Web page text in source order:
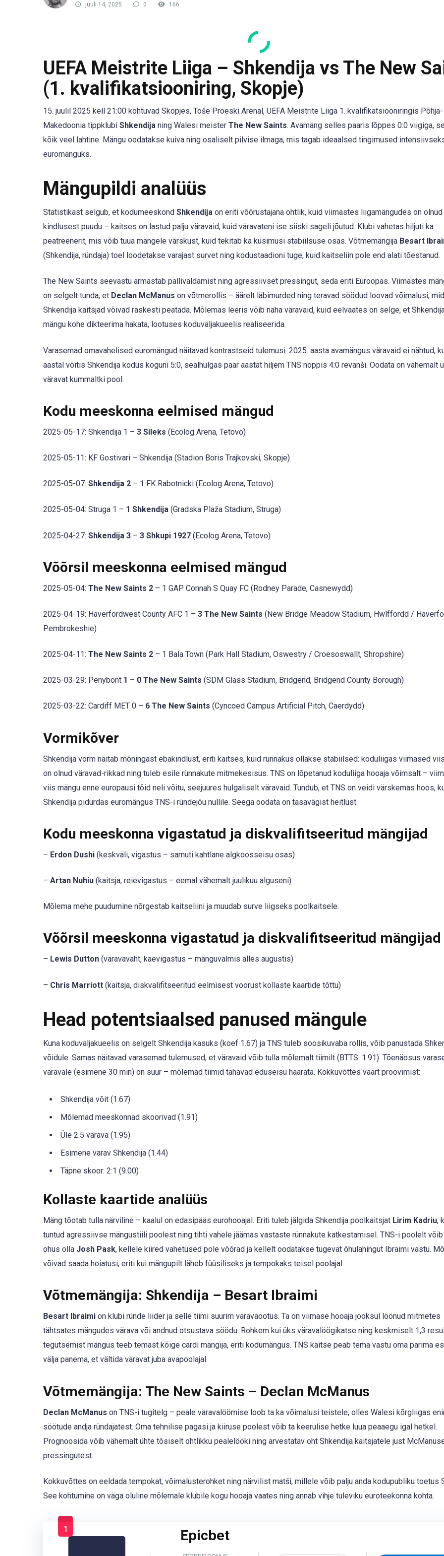
juuli 14, 2025 0 166
UEFA Meistrite Liiga – Shkendija vs The New
(1. kvalifikatsiooniring, Skopje)
15. juulil 2025 kell 21:00 kohtuvad Skopjes, Toše Proeski Arenal, UEFA Meistrite Liiga 1. kvalifikatsiooniringis Põhja-
Makedoonia tippklubi Shkendija ning Walesi meister The New Saints. Avamäng selles paaris lõppes 0:0 viigiga,
kõik veel lahtine. Mängu oodatakse kuiva ning osaliselt pilvise ilmaga, mis tagab ideaalsed tingimused
euromänguks.
Mängupildi analüüs
Statistikast selgub, et kodumeeskond Shkendija on eriti võõrustajana ohtlik, kuid viimastes liigamängudes on olnud
kindlusest puudu – kaitses on lastud palju väravaid, kuid väravateni ise siiski sageli jõutud. Klubi vahetas hiljuti ka
peatreenerit, mis võib tuua mängele värskust, kuid tekitab ka küsimusi stabiilsuse osas. Võtmemängija Besart
(Shkendija, ründaja) toel loodetakse varajast survet ning kodustaadioni tuge, kuid kaitseliin pole end alati tõestanud.
The New Saints seevastu armastab pallivaldamist ning agressiivset pressingut, seda eriti Euroopas. Viimastes
on selgelt tunda, et Declan McManus on võtmerollis – äärelt läbimurded ning teravad söödud loovad võimalusi,
Shkendija kaitsjad võivad raskesti peatada. Mõlemas leeris võib näha väravaid, kuid eelvaates on selge, et
mängu kohe dikteerima hakata, lootuses koduväljakueelis realiseerida.
Varasemad omavahelised euromängud näitavad kontrastseid tulemusi: 2025. aasta avamängus väravaid ei nähtud,
aastal võitis Shkendija kodus koguni 5:0, sealhulgas paar aastat hiljem TNS noppis 4:0 revanši. Oodata on vähemalt
väravat kummaltki pool.
Kodu meeskonna eelmised mängud
2025-05-17: Shkendija 1 – 3 Sileks (Ecolog Arena, Tetovo)
2025-05-11: KF Gostivari – Shkendija (Stadion Boris Trajkovski, Skopje)
2025-05-07: Shkendija 2 – 1 FK Rabotnicki (Ecolog Arena, Tetovo)
2025-05-04: Struga 1 – 1 Shkendija (Gradska Plaža Stadium, Struga)
2025-04-27: Shkendija 3 – 3 Shkupi 1927 (Ecolog Arena, Tetovo)
Võõrsil meeskonna eelmised mängud
2025-05-04: The New Saints 2 – 1 GAP Connah S Quay FC (Rodney Parade, Casnewydd)
2025-04-19: Haverfordwest County AFC 1 – 3 The New Saints (New Bridge Meadow Stadium, Hwlffordd /
Pembrokeshie)
2025-04-11: The New Saints 2 – 1 Bala Town (Park Hall Stadium, Oswestry / Croesoswallt, Shropshire)
2025-03-29: Penybont 1 – 0 The New Saints (SDM Glass Stadium, Bridgend, Bridgend County Borough)
2025-03-22: Cardiff MET 0 – 6 The New Saints (Cyncoed Campus Artificial Pitch, Caerdydd)
Vormikõver
Shkendija vorm näitab mõningast ebakindlust, eriti kaitses, kuid rünnakus ollakse stabiilsed: koduliigas viimased
on olnud väravad-rikkad ning tuleb esile rünnakute mitmekesisus. TNS on lõpetanud koduliiga hooaja võimsalt –
viis mängu enne europausi tõid neli võitu, seejuures hulgaliselt väravaid. Tundub, et TNS on veidi värskemas hoos,
Shkendija pidurdas euromängus TNS-i ründejõu nullile. Seega oodata on tasavägist heitlust.
Kodu meeskonna vigastatud ja diskvalifitseeritud mängijad
– Erdon Dushi (keskväli, vigastus – samuti kahtlane algkoosseisu osas)
– Artan Nuhiu (kaitsja, reievigastus – eemal vähemalt juulikuu alguseni)
Mõlema mehe puudumine nõrgestab kaitseliini ja muudab surve liigseks poolkaitsele.
Võõrsil meeskonna vigastatud ja diskvalifitseeritud mängijad
– Lewis Dutton (väravavaht, käevigastus – mänguvalmis alles augustis)
– Chris Marriott (kaitsja, diskvalifitseeritud eelmisest voorust kollaste kaartide tõttu)
Head potentsiaalsed panused mängule
Kuna koduväljakueelis on selgelt Shkendija kasuks (koef 1.67) ja TNS tuleb soosikuvaba rollis, võib panustada
võidule. Samas näitavad varasemad tulemused, et väravaid võib tulla mõlemalt tiimilt (BTTS: 1.91). Tõenäosus
väravale (esimene 30 min) on suur – mõlemad tiimid tahavad eduseisu haarata. Kokkuvõttes väärt proovimist:
Shkendija võit (1.67)
Mõlemad meeskonnad skoorivad (1.91)
Üle 2.5 värava (1.95)
Esimene värav Shkendija (1.44)
Täpne skoor: 2:1 (9.00)
Kollaste kaartide analüüs
Mäng tõotab tulla närviline – kaalul on edasipääs eurohooajal. Eriti tuleb jälgida Shkendija poolkaitsjat Lirim Kadriu,
tuntud agressiivse mängustiili poolest ning tihti vahele jäämas vastaste rünnakute katkestamisel. TNS-i poolelt
ohus olla Josh Pask, kellele kiired vahetused pole võõrad ja kellelt oodatakse tugevat õhulahingut Ibraimi vastu.
võivad saada hoiatusi, eriti kui mängupilt läheb füüsiliseks ja tempokaks teisel poolajal.
Võtmemängija: Shkendija – Besart Ibraimi
Besart Ibraimi on klubi ründe liider ja selle tiimi suurim väravaootus. Ta on viimase hooaja jooksul löönud mitmetes
tähtsates mängudes värava või andnud otsustava söödu. Rohkem kui üks väravalöögikatse ning keskmiselt 1,3
tegutsemist mängus teeb temast kõige cardi mängija, eriti kodumängus. TNS kaitse peab tema vastu oma parima
välja panema, et vältida väravat juba avapoolajal.
Võtmemängija: The New Saints – Declan McManus
Declan McManus on TNS-i tugitelg – peale väravalöömise loob ta ka võimalusi teistele, olles Walesi kõrgliigas
söötude andja ründajatest. Oma tehnilise pagasi ja kiiruse poolest võib ta keerulise hetke luua peaaegu igal hetkel.
Prognoosida võib vähemalt ühte tõsiselt ohtlikku pealelööki ning arvestatav oht Shkendija kaitsjatele just
pressingutest.
Kokkuvõttes on eeldada tempokat, võimalusterohket ning närvilist matši, millele võib palju anda kodupubliku toetus
See kohtumine on väga oluline mõlemale klubile kogu hooaja vaates ning annab vihje tuleviku euroteekonna kohta.
1 Epicbet